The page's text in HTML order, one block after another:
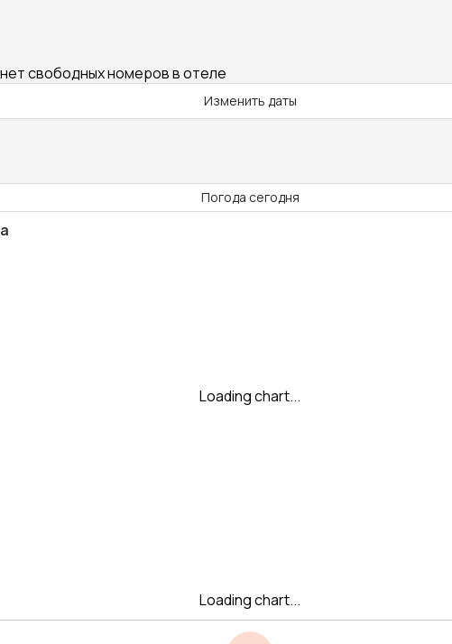
свободных номеров в отеле
Изменить даты
Погода сегодня
Loading chart...
Loading chart...